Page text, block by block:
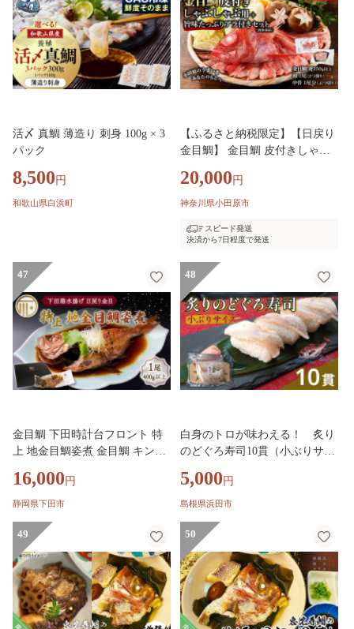
活〆 真鯛 薄造り 刺身 100g × 3
パック
8,500 円
和歌山県白浜町
【ふるさと納税限定】【日戻り
金目鯛】 金目鯛 皮付きしゃぶ
きセット
20,000 円
神奈川県小田原市
スピード発送
決済から7日程度で発送
47
金目鯛 下田時計台フロント 特
上 地金目鯛姿煮 金目鯛 キンメ
田産 国産 下田港 だし タレ き
んめ お土産 お祝い ギフトボッ
ロント 静岡県 下田市
16,000 円
静岡県下田市
48
白身のトロが味わえる！ 炙り
のどぐろ寿司10貫（小ぶりサイ
し お寿司 海鮮 贈答 冷凍 【020
_1706】
5,000 円
島根県浜田市
49 50